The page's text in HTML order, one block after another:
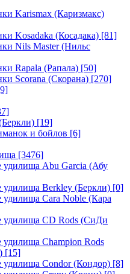
Karismax (Каризмакс)
Kosadaka (Косадака) [81]
Nils Master (Нильс
Rapala (Рапала) [50]
Scorana (Скорана) [270]
[19]
и бойлов [6]
[3476]
Abu Garcia (Абу
Berkley (Беркли) [0]
Cara Noble (Кара
CD Rods (СиДи
Champion Rods
[15]
Condor (Кондор) [8]